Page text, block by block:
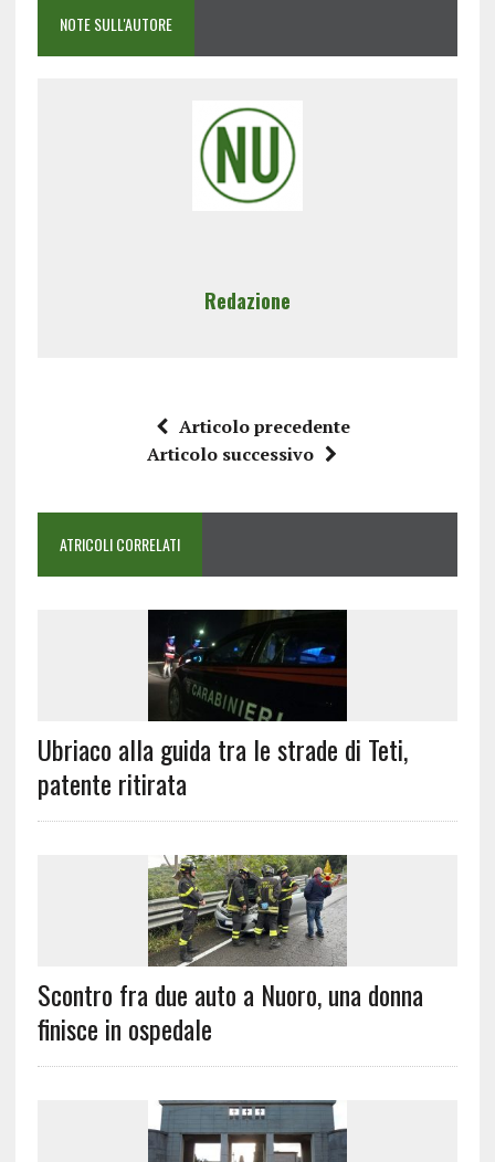
NOTE SULL'AUTORE
Redazione
Articolo precedente
Articolo successivo
ATRICOLI CORRELATI
Ubriaco alla guida tra le strade di Teti,
patente ritirata
Scontro fra due auto a Nuoro, una donna
finisce in ospedale